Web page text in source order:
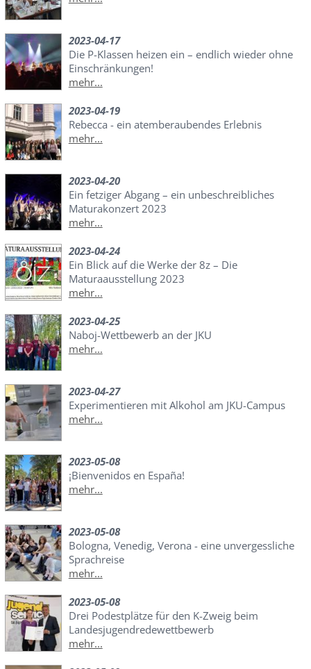
2023-04-17
Die P-Klassen heizen ein – endlich wieder ohne
Einschränkungen!
mehr...
2023-04-19
Rebecca - ein atemberaubendes Erlebnis
mehr...
2023-04-20
Ein fetziger Abgang – ein unbeschreibliches
Maturakonzert 2023
mehr...
2023-04-24
Ein Blick auf die Werke der 8z – Die
Maturaausstellung 2023
mehr...
2023-04-25
Naboj-Wettbewerb an der JKU
mehr...
2023-04-27
Experimentieren mit Alkohol am JKU-Campus
mehr...
2023-05-08
¡Bienvenidos en España!
mehr...
2023-05-08
Bologna, Venedig, Verona - eine unvergessliche
Sprachreise
mehr...
2023-05-08
Drei Podestplätze für den K-Zweig beim
Landesjugendredewettbewerb
mehr...